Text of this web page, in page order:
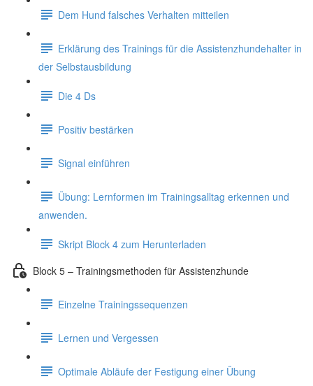
Dem Hund falsches Verhalten mitteilen
Erklärung des Trainings für die Assistenzhundehalter in
der Selbstausbildung
Die 4 Ds
Positiv bestärken
Signal einführen
Übung: Lernformen im Trainingsalltag erkennen und
anwenden.
Skript Block 4 zum Herunterladen
Block 5 – Trainingsmethoden für Assistenzhunde
Einzelne Trainingssequenzen
Lernen und Vergessen
Optimale Abläufe der Festigung einer Übung